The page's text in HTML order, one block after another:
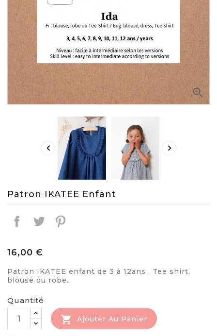

 
Patron IKATEE Enfant
16,00 €
Patron IKATEE enfant de 3 à 12ans . Tee shirt,
blouse ou robe.
Quantité
 Ajouter Au Panier